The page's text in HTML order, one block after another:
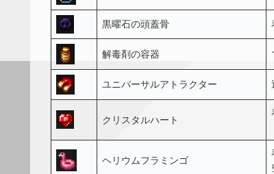
黒曜石の頭蓋骨
解毒剤の容器
ユニバーサルアトラクター
クリスタルハート
ヘリウムフラミンゴ